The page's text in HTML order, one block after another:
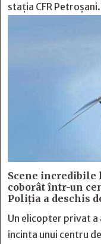
stația CFR
Scene incredibile
coborât într-un
Poliția a deschis
Un elicopter privat a
incinta unui centru